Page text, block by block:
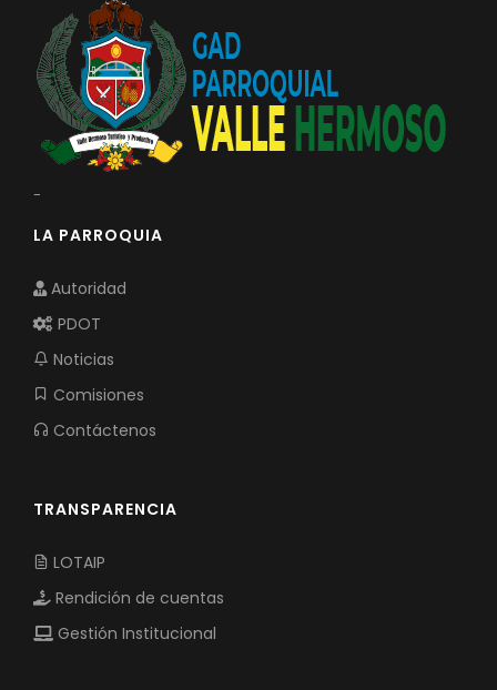
Cédulas presupuestarias y balances
Procesos de contratación
Ejecución Presupuestaria
Obras y proyectos
-
LA PARROQUIA
Autoridad
PDOT
Noticias
Comisiones
Contáctenos
TRANSPARENCIA
LOTAIP
Rendición de cuentas
Gestión Institucional